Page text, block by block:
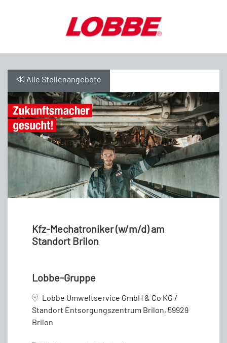
Alle Stellenangebote
Kfz-Mechatroniker (w/m/d) am
Standort Brilon
Lobbe-Gruppe
Lobbe Umweltservice GmbH & Co KG /
Standort Entsorgungszentrum Brilon, 59929
Brilon